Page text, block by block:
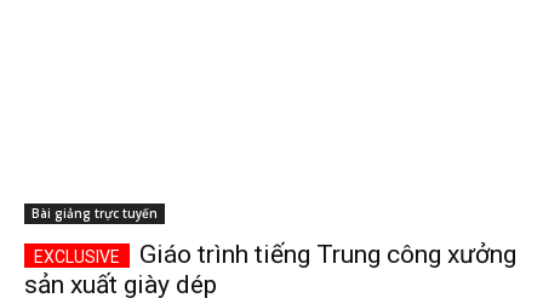
Bài giảng trực tuyến
Giáo trình tiếng Trung công xưởng
sản xuất giày dép